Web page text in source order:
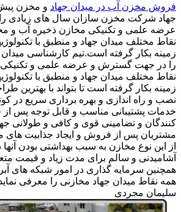
فروش مخزن آب در میدان جهاد و مخزن
جهاد شرکت مخزن سازان سال های زیادی
عرضه علمی و تکنیکی مخازن ذخیره آب و
نقاط مختلف میدان جهاد و منطبق با
زمینه بکار گرفته است.تیم کارشناسی
را در جهت گسترش و عرضه علمی و
نقاط مختلف میدان جهاد و منطبق با
زمینه بکار گرفته است تا بتواند با بهترین
نصب و راه اندازی و بهره برداری سریع در
خدمات پشتیبانی مناسب و قابل توجه پس
کنندگان و تضامینی قوی و کافی و طولانی
مشتریان پس از فروش و ایجاد جذابیت های
از این نوع مخازن به سبب بهداشتی بودن
آشامیدنی و سالم برای مدت زیاد و قیمت
همچنین سرمایه گذاری در امور شبکه های
سلیمان مجردی